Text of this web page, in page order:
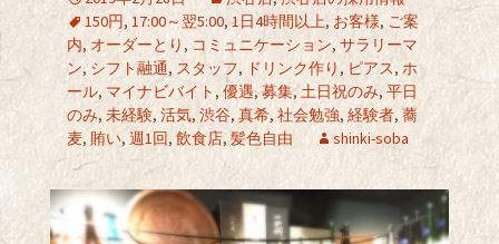
150円, 17:00～翌5:00, 1日4時間以上, お客様, ご案
内, オーダーとり , コミュニケーション, サラリーマ
ン, シフト融通, スタッフ, ドリンク作り , ピアス, ホ
ール, マイナビバイト , 優遇,募集, 土日祝のみ, 平日
のみ, 未経験, 活気, 渋谷, 真希, 社会勉強, 経験者, 蕎
麦, 賄い, 週1回, 飲食店, 髪色自由 shinki-soba